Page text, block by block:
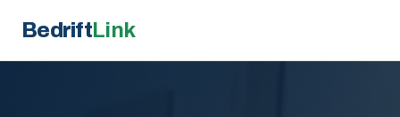
BedriftLink